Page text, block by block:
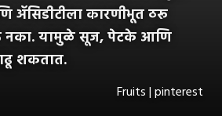
ॲसिडीटीला कारणीभूत ठरू
यामुळे सूज, पेटके आणि
शकतात.
Fruits | pinterest